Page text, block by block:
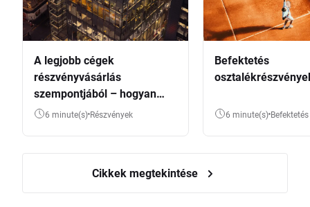
A legjobb cégek
részvényvásárlás
szempontjából – hogyan
válasszunk?
6 minute(s) Részvények
Befektetés
6 minute(s) Befektetés
Cikkek megtekintése